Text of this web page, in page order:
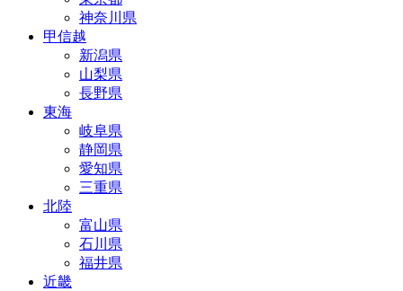
神奈川県
甲信越
新潟県
山梨県
長野県
東海
岐阜県
静岡県
愛知県
三重県
北陸
富山県
石川県
福井県
近畿